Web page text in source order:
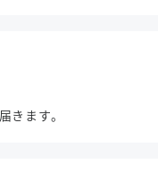
きます。